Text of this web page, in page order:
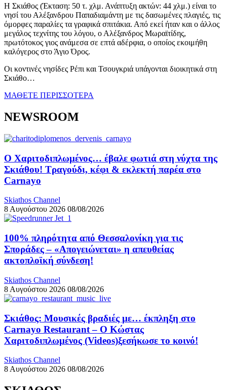
Η Σκιάθος (Έκταση: 50 τ. χλμ. Ανάπτυξη ακτών: 44 χλμ.) είναι το
νησί του Αλέξανδρου Παπαδιαμάντη με τις δασωμένες πλαγιές, τις
όμορφες παραλίες τα γραφικά σπιτάκια. Από εκεί ήταν και ο άλλος
μεγάλος τεχνίτης του λόγου, ο Αλέξανδρος Μωραϊτίδης,
πρωτότοκος γιος ανάμεσα σε επτά αδέρφια, ο οποίος εκοιμήθη
καλόγερος στο Άγιο Όρος.
Οι κοντινές νησίδες Ρέπι και Τσουγκριά υπάγονται διοικητικά στη
Σκιάθο…
ΜΑΘΕΤΕ ΠΕΡΙΣΣΟΤΕΡΑ
NEWSROOM
Ο Χαριτοδιπλωμένος… έβαλε φωτιά στη νύχτα της
Σκιάθου! Τραγούδι, κέφι & εκλεκτή παρέα στο
Carnayo
Skiathos Channel
8 Αυγούστου 2026 08/08/2026
100% πληρότητα από Θεσσαλονίκη για τις
Σποράδες – «Απογειώνεται» η απευθείας
ακτοπλοϊκή σύνδεση!
Skiathos Channel
8 Αυγούστου 2026 08/08/2026
Σκιάθος: Μουσικές βραδιές με… έκπληξη στο
Carnayo Restaurant – Ο Κώστας
Χαριτοδιπλωμένος (Videos)ξεσήκωσε το κοινό!
Skiathos Channel
8 Αυγούστου 2026 08/08/2026